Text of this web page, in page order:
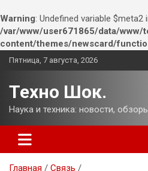
Warning: Undefined variable $meta2
/var/www/user671865/data/www/
content/themes/newscard/
Перейти
Пятница, 7 августа, 2026
Техно Шок.
Наука и техника: новости,
Главная
Связь